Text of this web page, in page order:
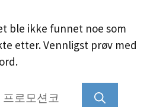
ble ikke funnet noe som
etter. Vennligst prøv med